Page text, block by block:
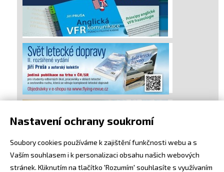
Nastavení ochrany soukromí
Soubory cookies používáme k zajištění funkčnosti webu a s
Vaším souhlasem i k personalizaci obsahu našich webových
stránek. Kliknutím na tlačítko 'Rozumím' souhlasíte s využívaním